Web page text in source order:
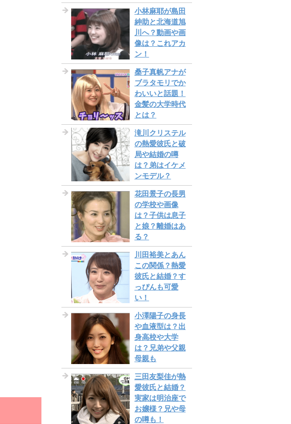
小林麻耶が島田
紳助と北海道旭
川へ？動画や画
像は？これアカ
ン！
桑子真帆アナが
ブラタモリでか
わいいと話題！
金髪の大学時代
とは？
滝川クリステル
の熱愛彼氏と破
局や結婚の噂
は？弟はイケメ
ンモデル？
花田景子の長男
の学校や画像
は？子供は息子
と娘？離婚はあ
る？
川田裕美とあん
この関係？熱愛
彼氏と結婚？す
っぴんも可愛
い！
小澤陽子の身長
や血液型は？出
身高校や大学
は？兄弟や父親
母親も
三田友梨佳が熱
愛彼氏と結婚？
実家は明治座で
お嬢様？兄や母
の噂も！